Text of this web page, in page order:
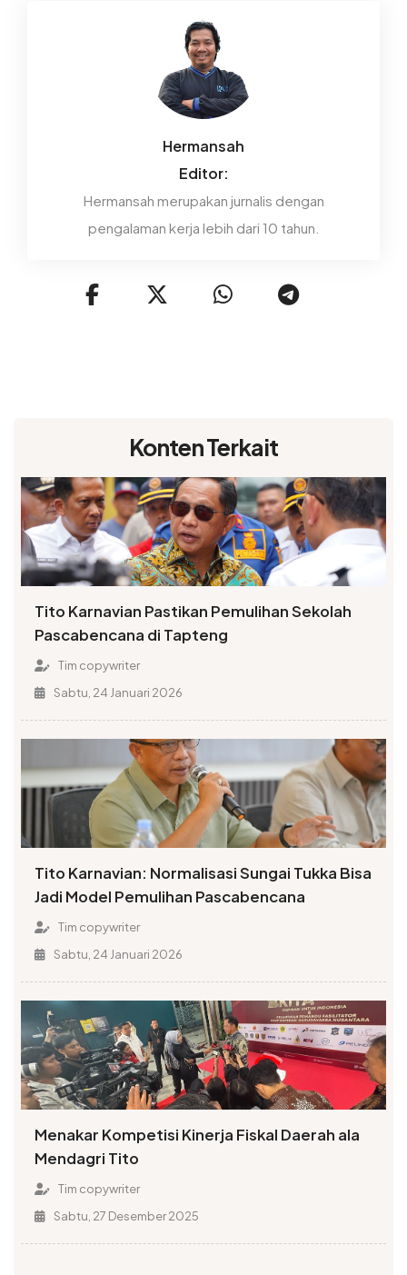
Hermansah
Editor:
Hermansah merupakan jurnalis dengan
pengalaman kerja lebih dari 10 tahun.
Konten Terkait
Tito Karnavian Pastikan Pemulihan Sekolah
Pascabencana di Tapteng
Tim copywriter
Sabtu, 24 Januari 2026
Tito Karnavian: Normalisasi Sungai Tukka Bisa
Jadi Model Pemulihan Pascabencana
Tim copywriter
Sabtu, 24 Januari 2026
Menakar Kompetisi Kinerja Fiskal Daerah ala
Mendagri Tito
Tim copywriter
Sabtu, 27 Desember 2025